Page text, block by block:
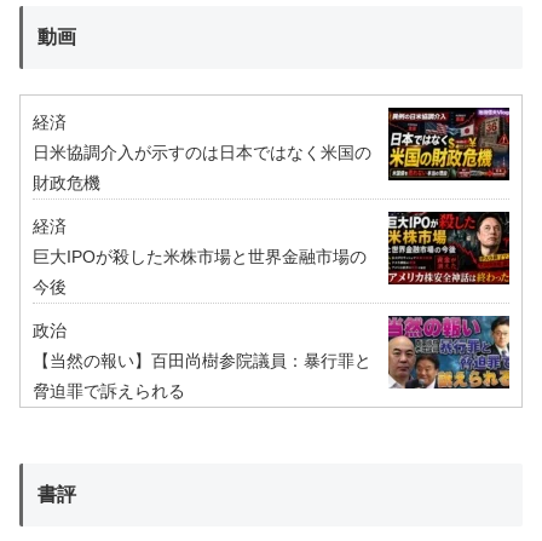
動画
経済
日米協調介入が示すのは日本ではなく米国の
財政危機
経済
巨大IPOが殺した米株市場と世界金融市場の
今後
政治
【当然の報い】百田尚樹参院議員：暴行罪と
脅迫罪で訴えられる
書評